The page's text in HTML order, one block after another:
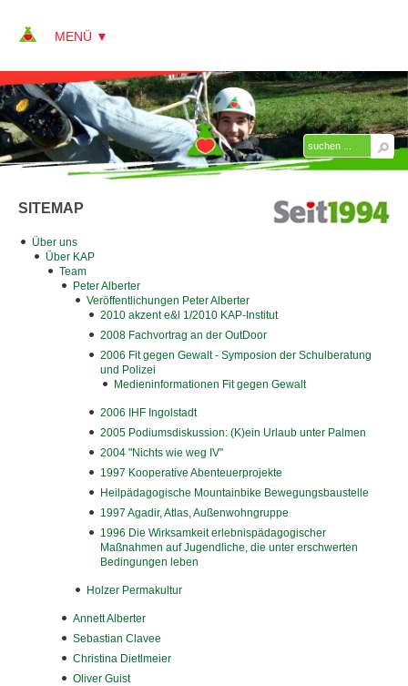
ÜBER KAP
REFERENZEN
PRESSE
LINKS
KONTAKT
▼
▼
SITEMAP
Über uns
Über KAP
Team
Peter Alberter
Veröffentlichungen Peter Alberter
2010 akzent e&l 1/2010 KAP-Institut
2008 Fachvortrag an der OutDoor
2006 Fit gegen Gewalt - Symposion der Schulberatung
und Polizei
Medieninformationen Fit gegen Gewalt
2006 IHF Ingolstadt
2005 Podiumsdiskussion: (K)ein Urlaub unter Palmen
2004 "Nichts wie weg IV"
1997 Kooperative Abenteuerprojekte
Heilpädagogische Mountainbike Bewegungsbaustelle
1997 Agadir, Atlas, Außenwohngruppe
1996 Die Wirksamkeit erlebnispädagogischer
Maßnahmen auf Jugendliche, die unter erschwerten
Bedingungen leben
Holzer Permakultur
Annett Alberter
Sebastian Clavee
Christina Dietlmeier
Oliver Guist